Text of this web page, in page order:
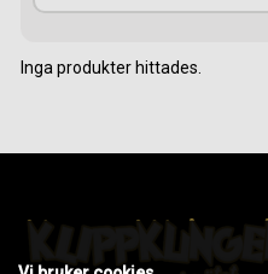
Inga produkter hittades.